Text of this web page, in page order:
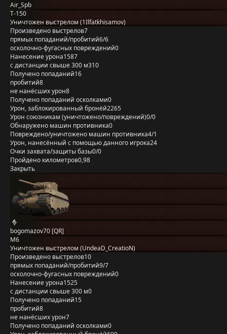
Air_Spb
Т-150
Уничтожен выстрелом (1Ilfatkhisamov)
Произведено выстрелов7
прямых попаданий/пробитий6/6
осколочно-фугасных повреждений0
Нанесение урона1587
с дистанции свыше 300 м310
Получено попаданий16
пробитий8
не нанёсших урон8
Получено попаданий осколками0
Урон, заблокированный бронёй2265
Урон союзникам (уничтожено/повреждений)0/0
Обнаружено машин противника0
Повреждено/уничтожено машин противника4/1
Урон, нанесённый с помощью данного игрока24
Очки захвата/защиты базы0/0
Пройдено километров0,98
Закрыть
bogomazov70 [QR]
M6
Уничтожен выстрелом (UndeaD_CreatioN)
Произведено выстрелов10
прямых попаданий/пробитий9/7
осколочно-фугасных повреждений0
Нанесение урона1525
с дистанции свыше 300 м0
Получено попаданий15
пробитий8
не нанёсших урон7
Получено попаданий осколками0